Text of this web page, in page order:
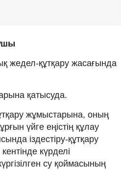
жедел-құтқару жасағында
қатысуда.
жұмыстарына, оның
үйге еңістің құлау
іздестіру-құтқару
күрделі
су қоймасының